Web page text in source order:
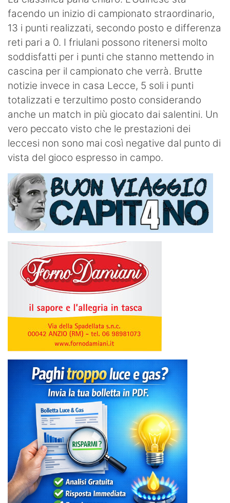
facendo un inizio di campionato straordinario,
13 i punti realizzati, secondo posto e differenza
reti pari a 0. I friulani possono ritenersi molto
soddisfatti per i punti che stanno mettendo in
cascina per il campionato che verrà. Brutte
notizie invece in casa Lecce, 5 soli i punti
totalizzati e terzultimo posto considerando
anche un match in più giocato dai salentini. Un
vero peccato visto che le prestazioni dei
leccesi non sono mai così negative dal punto di
vista del gioco espresso in campo.